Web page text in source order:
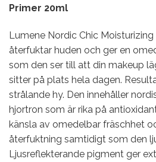
Primer 20ml
Lumene Nordic Chic
återfuktar huden och ger en
som den ser till att din makeup
sitter på plats hela dagen.
strålande hy. Den innehåller
hjortron som är rika på
känsla av omedelbar fräschhet
återfuktning samtidigt som den
Ljusreflekterande pigment ger